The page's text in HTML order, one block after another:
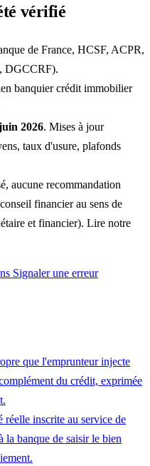
vérifié
de France, HCSF, ACPR,
DGCCRF).
banquier crédit immobilier
2026. Mises à jour
taux d'usure, plafonds
aucune recommandation
financier au sens de
et financier). Lire notre
Signaler une erreur
que l'emprunteur injecte
du crédit, exprimée
réelle inscrite au service de
la banque de saisir le bien